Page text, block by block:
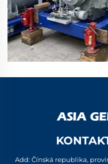
Add: Čínská republika,